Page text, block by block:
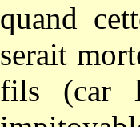
quand
serait
fils (car